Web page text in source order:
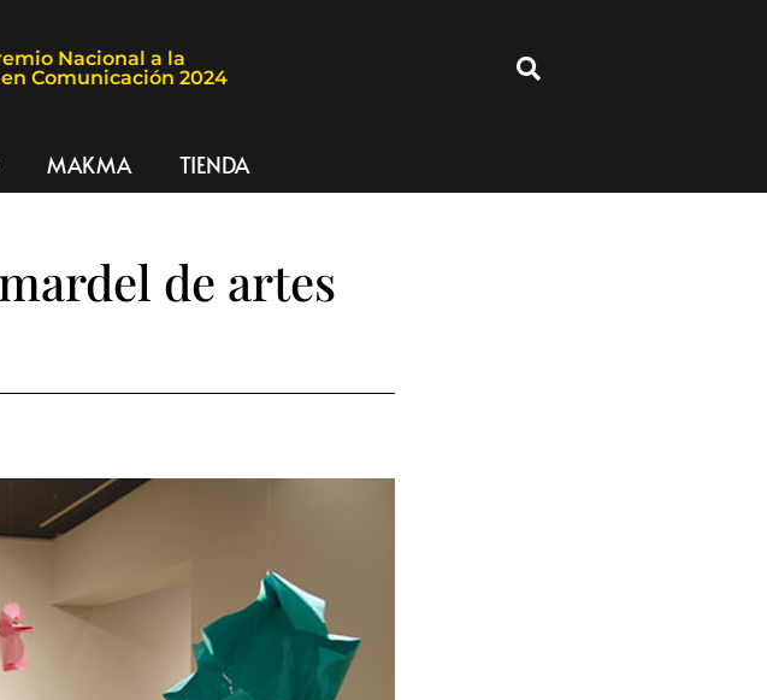
Nacional a la
Comunicación 2024
MAKMA TIENDA
de artes